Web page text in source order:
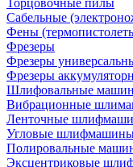
Торцовочные пилы
Сабельные
Фены
Фрезеры
Фрезеры
Фрезеры
Шлифовальные
Вибрационные
Ленточные
Угловые
Полировальные
Эксцентриковые